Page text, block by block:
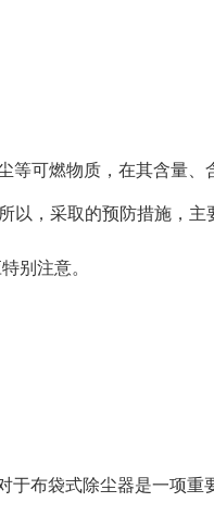
等可燃物质，在其含量、
以，采取的预防措施，主
别注意。
于布袋式除尘器是一项重